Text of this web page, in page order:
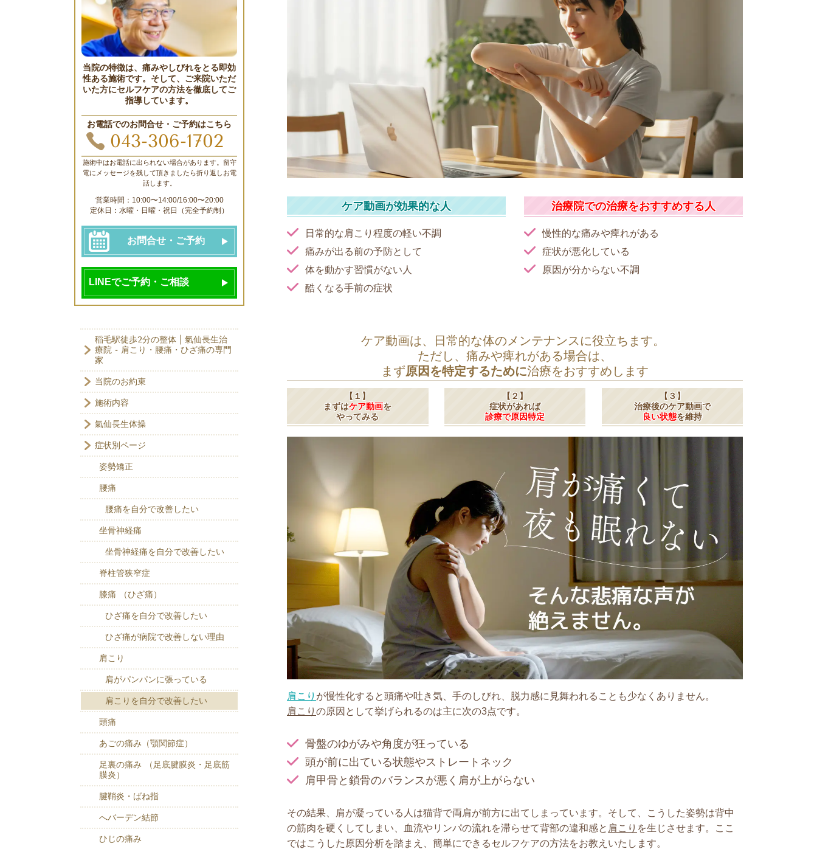
ケア動画が効果的な人
日常的な肩こり程度の軽い不調
痛みが出る前の予防として
体を動かす習慣がない人
酷くなる手前の症状
治療院での治療をおすすめする人
慢性的な痛みや痺れがある
症状が悪化している
原因が分からない不調
ケア動画は、日常的な体のメンテナンスに役立ちます。
ただし、痛みや痺れがある場合は、
まず原因を特定するために治療をおすすめします
【１】
まずはケア動画を
やってみる
【２】
症状があれば
診療で原因特定
【３】
治療後のケア動画で
良い状態を維持
肩こり が慢性化すると頭痛や吐き気、手のしびれ、脱力感に見舞われることも少なくありません。
肩こり の原因として挙げられるのは主に次の3点です。
骨盤のゆがみや角度が狂っている
頭が前に出ている状態やストレートネック
肩甲骨と鎖骨のバランスが悪く肩が上がらない
その結果、肩が凝っている人は猫背で両肩が前方に出てしまっています。そして、こうした姿勢は背中
の筋肉を硬くしてしまい、血流やリンパの流れを滞らせて背部の違和感と 肩こり を生じさせます。
ここ
ではこうした原因分析を踏まえ、簡単にできるセルフケアの方法をお教えいたします。
当院の特徴は、痛みやしびれをとる即効
性ある施術です。そして、ご来院いただ
いた方にセルフケアの方法を徹底してご
指導しています。
お電話でのお問合せ・ご予約はこちら
043-306-1702
施術中はお電話に出られない場合があります。留守
電にメッセージを残して頂きましたら折り返しお電
話します。
営業時間：10:00〜14:00/16:00〜20:00
定休日：水曜・日曜・祝日（完全予約制）
お問合せ・ご予約
LINEでご予約・ご相談
稲毛駅徒歩2分の整体 | 氣仙長生治
療院 - 肩こり・腰痛・ひざ痛の専門
家
当院のお約束
施術内容
氣仙長生体操
症状別ページ
姿勢矯正
腰痛
腰痛を自分で改善したい
坐骨神経痛
坐骨神経痛を自分で改善したい
脊柱管狭窄症
膝痛 （ひざ痛）
ひざ痛を自分で改善したい
ひざ痛が病院で改善しない理由
肩こり
肩がパンパンに張っている
肩こりを自分で改善したい
頭痛
あごの痛み（顎関節症）
足裏の痛み （足底腱膜炎・足底筋
膜炎）
腱鞘炎・ばね指
へバーデン結節
ひじの痛み